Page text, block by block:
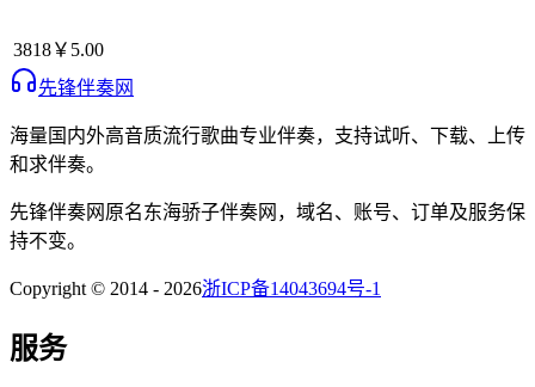
3818￥5.00
先锋伴奏网
海量国内外高音质流行歌曲专业伴奏，支持试听、下载、上传
和求伴奏。
先锋伴奏网 原名东海骄子伴奏网 ，域名、账号、订单及服务保
持不变。
Copyright © 2014 - 2026浙ICP备14043694号-1
服务